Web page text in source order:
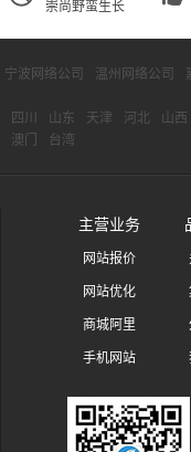
崇尚野蛮生长
宁波网络公司 温州网络公司
四川 山东 天津 河北
山西
澳门 台湾
主营业务
网站报价
网站优化
商城阿里
手机网站